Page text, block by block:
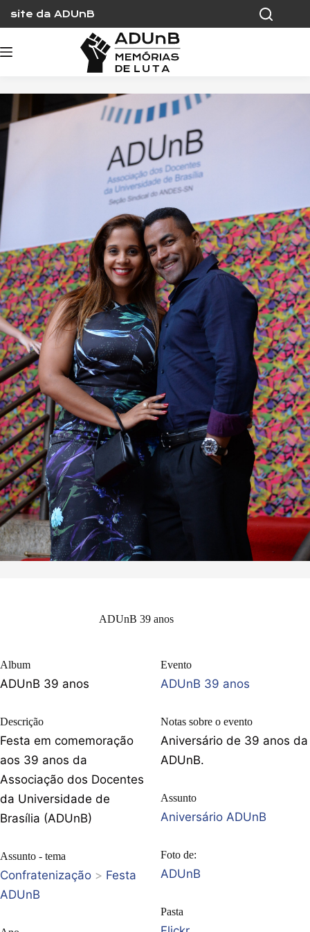
content
site da ADUnB
ADUnB 39 anos
Album
ADUnB 39 anos
Descrição
Festa em comemoração
aos 39 anos da
Associação dos Docentes
da Universidade de
Brasília (ADUnB)
Assunto - tema
Confratenização > Festa
ADUnB
Evento
ADUnB 39 anos
Notas sobre o evento
Aniversário de 39 anos da
ADUnB.
Assunto
Aniversário ADUnB
Foto de:
ADUnB
Pasta